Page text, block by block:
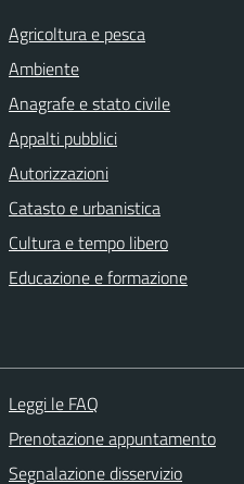
Agricoltura e pesca
Ambiente
Anagrafe e stato civile
Appalti pubblici
Autorizzazioni
Catasto e urbanistica
Cultura e tempo libero
Educazione e formazione
Leggi le FAQ
Prenotazione appuntamento
Segnalazione disservizio